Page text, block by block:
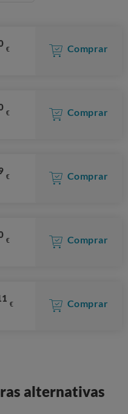
€ Comprar
€ Comprar
€ Comprar
€ Comprar
€ Comprar
alternativas